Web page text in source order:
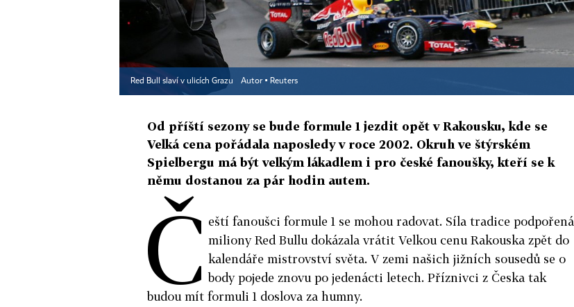
Red Bull slaví v ulicích Grazu Autor ▪ Reuters
Od příští sezony se bude formule 1 jezdit opět v Rakousku, kde se
Velká cena pořádala naposledy v roce 2002. Okruh ve štýrském
Spielbergu má být velkým lákadlem i pro české fanoušky, kteří se k
němu dostanou za pár hodin autem.
Č eští fanoušci formule 1 se mohou radovat. Síla tradice podpořená
miliony Red Bullu dokázala vrátit Velkou cenu Rakouska zpět do
kalendáře mistrovství světa. V zemi našich jižních sousedů se o
body pojede znovu po jedenácti letech. Příznivci z Česka tak
budou mít formuli 1 doslova za humny.